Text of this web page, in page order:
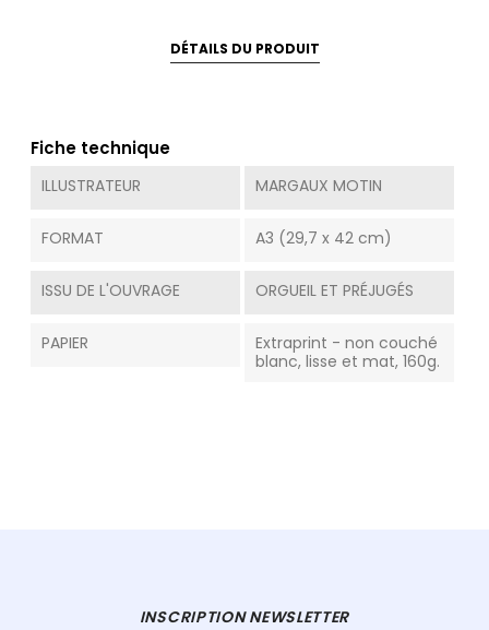
DÉTAILS DU PRODUIT
Fiche technique
ILLUSTRATEUR MARGAUX MOTIN
FORMAT A3 (29,7 x 42 cm)
ISSU DE L'OUVRAGE ORGUEIL ET PRÉJUGÉS
PAPIER
Extraprint - non couché
blanc, lisse et mat, 160g.
INSCRIPTION NEWSLETTER